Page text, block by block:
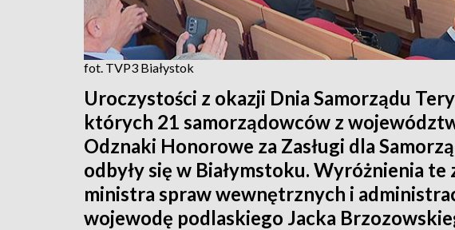
fot. TVP3 Białystok
Uroczystości z okazji Dnia Samorządu
których 21 samorządowców z
Odznaki Honorowe za Zasługi dla
odbyły się w Białymstoku. Wyróżnienia te
ministra spraw wewnętrznych i
wojewodę podlaskiego Jacka